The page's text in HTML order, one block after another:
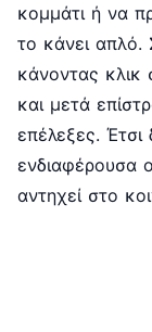
κομμάτι ή να
το κάνει απλό.
κάνοντας κλικ
και μετά
επέλεξες. Έτσι
ενδιαφέρουσα
αντηχεί στο